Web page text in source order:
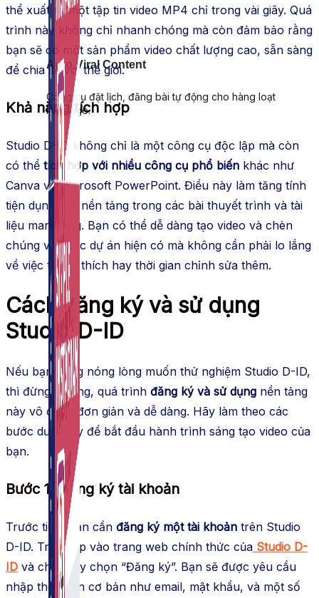
Auto Viral Content
Công cụ đặt lịch, đăng bài tự động cho hàng loạt
Fanpage.
thể xuất ra một tập tin video MP4 chỉ trong vài giây. Quá
trình này không chỉ nhanh chóng mà còn đảm bảo rằng
bạn sẽ có một sản phẩm video chất lượng cao, sẵn sàng
để chia sẻ với thế giới.
Khả năng tích hợp
Studio D-ID không chỉ là một công cụ độc lập mà còn
có thể tích hợp với nhiều công cụ phổ biến khác như
Canva và Microsoft PowerPoint. Điều này làm tăng tính
tiện dụng của nền tảng trong các bài thuyết trình và tài
liệu marketing. Bạn có thể dễ dàng tạo video và chèn
chúng vào các dự án hiện có mà không cần phải lo lắng
về việc tương thích hay thời gian chỉnh sửa thêm.
Cách đăng ký và sử dụng
Studio D-ID
Nếu bạn đang nóng lòng muốn thử nghiệm Studio D-ID,
thì đừng lo lắng, quá trình đăng ký và sử dụng nền tảng
này vô cùng đơn giản và dễ dàng. Hãy làm theo các
bước dưới đây để bắt đầu hành trình sáng tạo video của
bạn.
Bước 1: Đăng ký tài khoản
Trước tiên, bạn cần đăng ký một tài khoản trên Studio
D-ID. Truy cập vào trang web chính thức của Studio D-
ID và chọn tùy chọn “Đăng ký”. Bạn sẽ được yêu cầu
nhập thông tin cơ bản như email, mật khẩu, và một số